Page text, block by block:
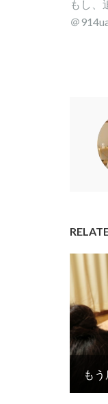
もし、
＠
も